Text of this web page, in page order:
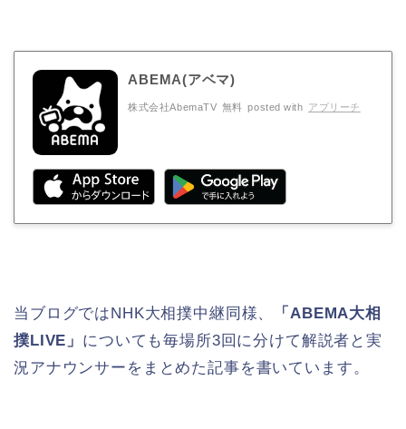
ABEMA(アベマ)
株式会社AbemaTV 無料 posted with アプリーチ
当ブログではNHK大相撲中継同様、
「ABEMA大相
撲LIVE」 についても毎場所3回に分けて解説者と実
況アナウンサーをまとめた記事を書いています。